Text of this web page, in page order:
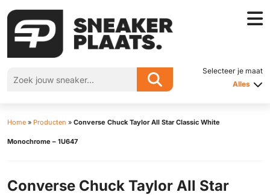
Selecteer je maat
Alles
Home » Producten » Converse Chuck Taylor All Star Classic White
Monochrome – 1U647
Converse Chuck Taylor All Star